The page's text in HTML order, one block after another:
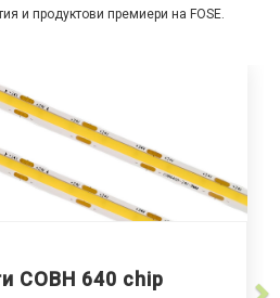
и продуктови премиери на FOSE.
LED ленти SOB от ново
LED ленти SOB от ново